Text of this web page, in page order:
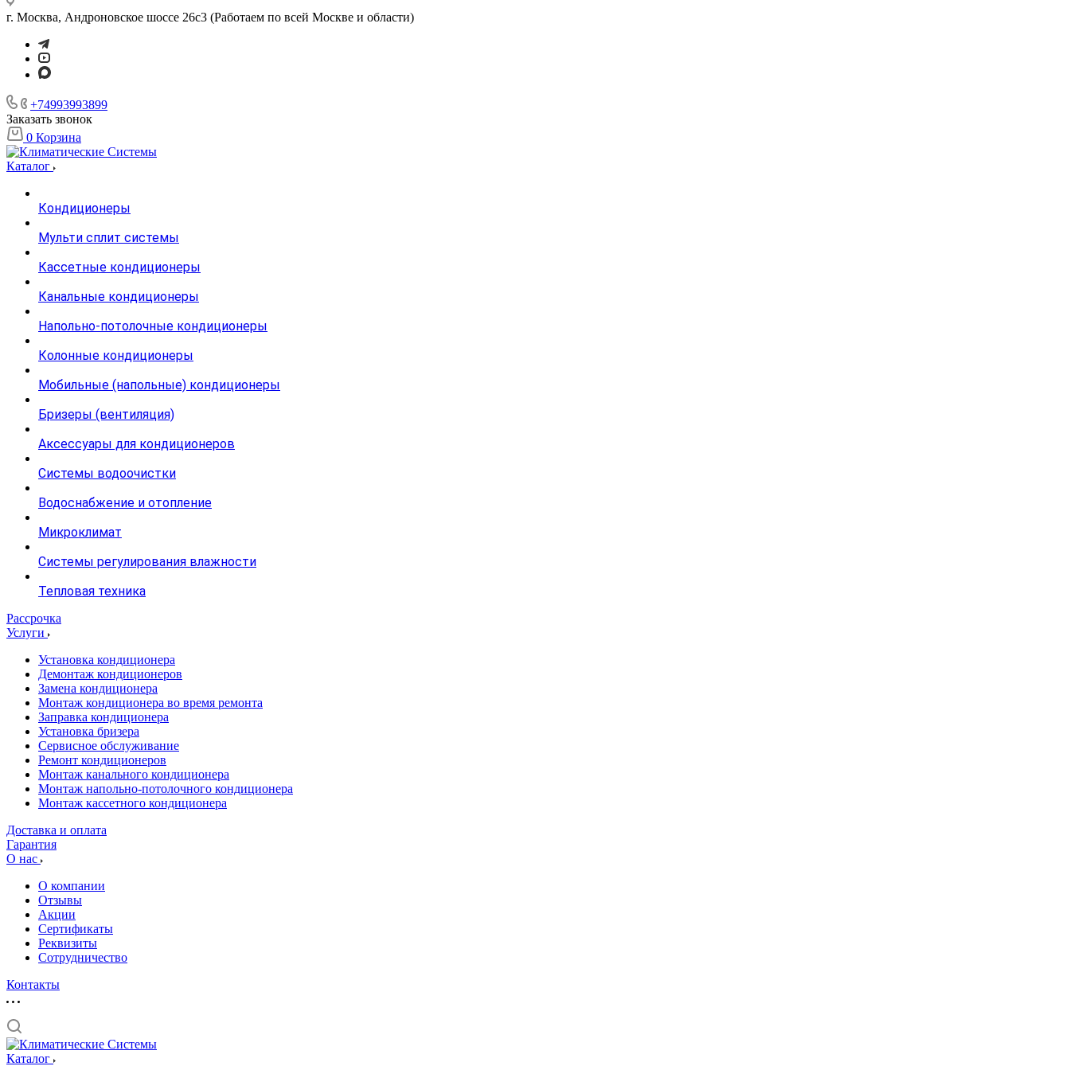
г. Москва, Андроновское шоссе 26с3 (Работаем по всей Москве и области)
+74993993899
Заказать звонок
0 Корзина
Каталог
Кондиционеры
Мульти сплит системы
Кассетные кондиционеры
Канальные кондиционеры
Напольно-потолочные кондиционеры
Колонные кондиционеры
Мобильные (напольные) кондиционеры
Бризеры (вентиляция)
Аксессуары для кондиционеров
Системы водоочистки
Водоснабжение и отопление
Микроклимат
Системы регулирования влажности
Тепловая техника
Рассрочка
Услуги
Установка кондиционера
Демонтаж кондиционеров
Замена кондиционера
Монтаж кондиционера во время ремонта
Заправка кондиционера
Установка бризера
Сервисное обслуживание
Ремонт кондиционеров
Монтаж канального кондиционера
Монтаж напольно-потолочного кондиционера
Монтаж кассетного кондиционера
Доставка и оплата
Гарантия
О нас
О компании
Отзывы
Акции
Cертификаты
Реквизиты
Сотрудничество
Контакты
Каталог